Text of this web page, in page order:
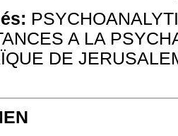
A LA
DE